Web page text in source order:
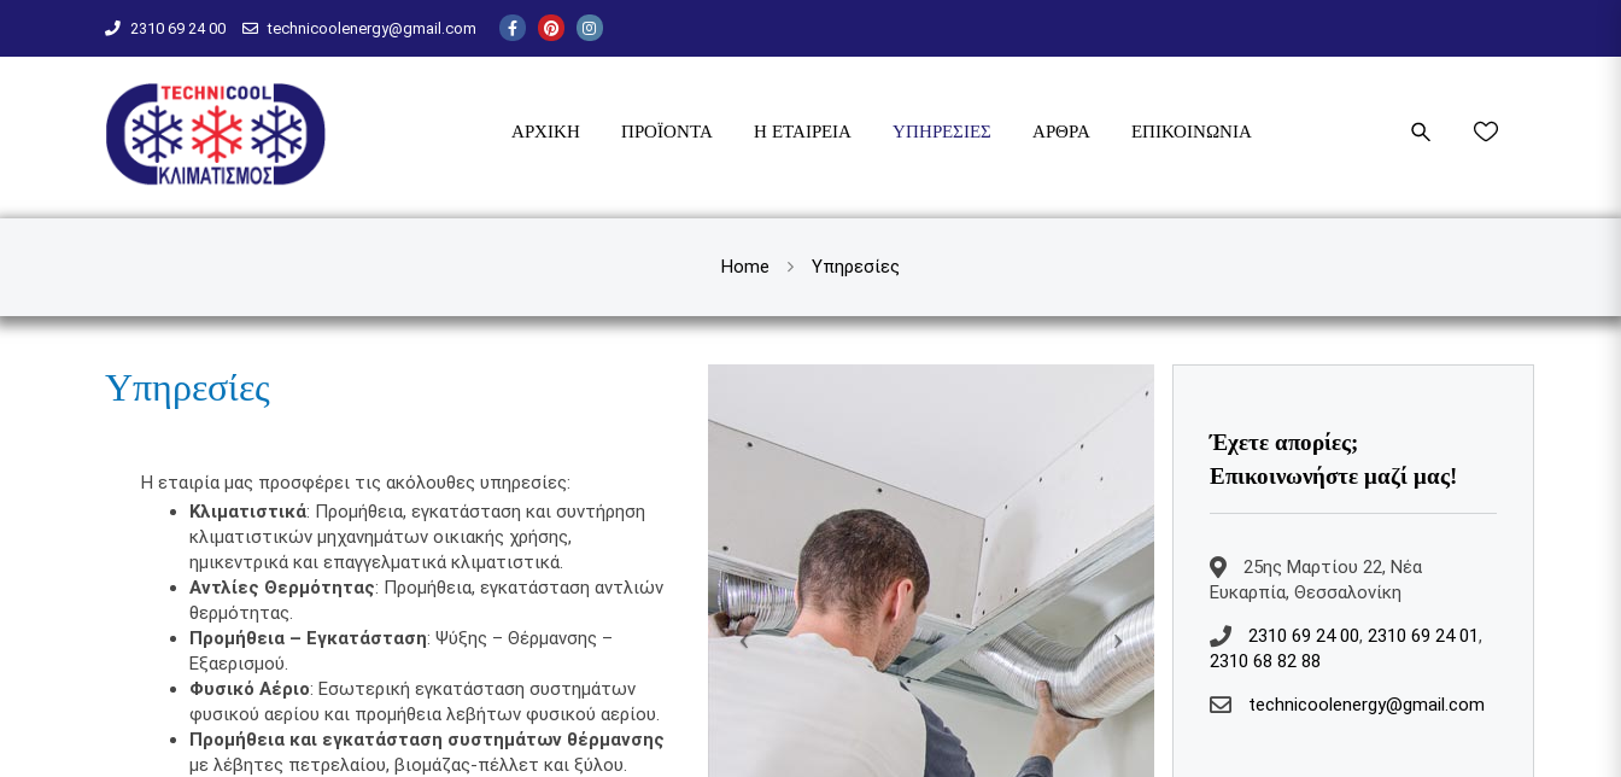
2310 69 24 00 technicoolenergy@gmail.com
ΑΡΧΙΚΗ ΠΡΟΪΌΝΤΑ Η ΕΤΑΙΡΕΙΑ ΥΠΗΡΕΣΊΕΣ ΆΡΘΡΑ ΕΠΙΚΟΙΝΩΝΊΑ
Home Υπηρεσίες
Υπηρεσίες
Η εταιρία μας προσφέρει τις ακόλουθες υπηρεσίες:
Κλιματιστικά: Προμήθεια, εγκατάσταση και συντήρηση
κλιματιστικών μηχανημάτων οικιακής χρήσης,
ημικεντρικά και επαγγελματικά κλιματιστικά.
Αντλίες Θερμότητας: Προμήθεια, εγκατάσταση αντλιών
θερμότητας.
Προμήθεια – Εγκατάσταση: Ψύξης – Θέρμανσης –
Εξαερισμού.
Φυσικό Αέριο: Εσωτερική εγκατάσταση συστημάτων
φυσικού αερίου και προμήθεια λεβήτων φυσικού αερίου.
Προμήθεια και εγκατάσταση συστημάτων θέρμανσης
με λέβητες πετρελαίου, βιομάζας-πέλλετ και ξύλου.
Έχετε απορίες;
Επικοινωνήστε μαζί μας!
25ης Μαρτίου 22, Νέα
Ευκαρπία, Θεσσαλονίκη
2310 69 24 00, 2310 69 24 01,
2310 68 82 88
technicoolenergy@gmail.com